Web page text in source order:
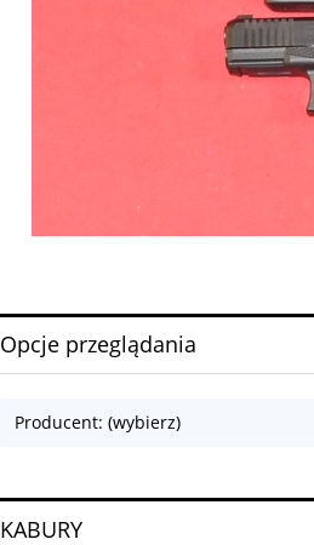
Opcje przeglądania
Producent: (wybierz)
KABURY